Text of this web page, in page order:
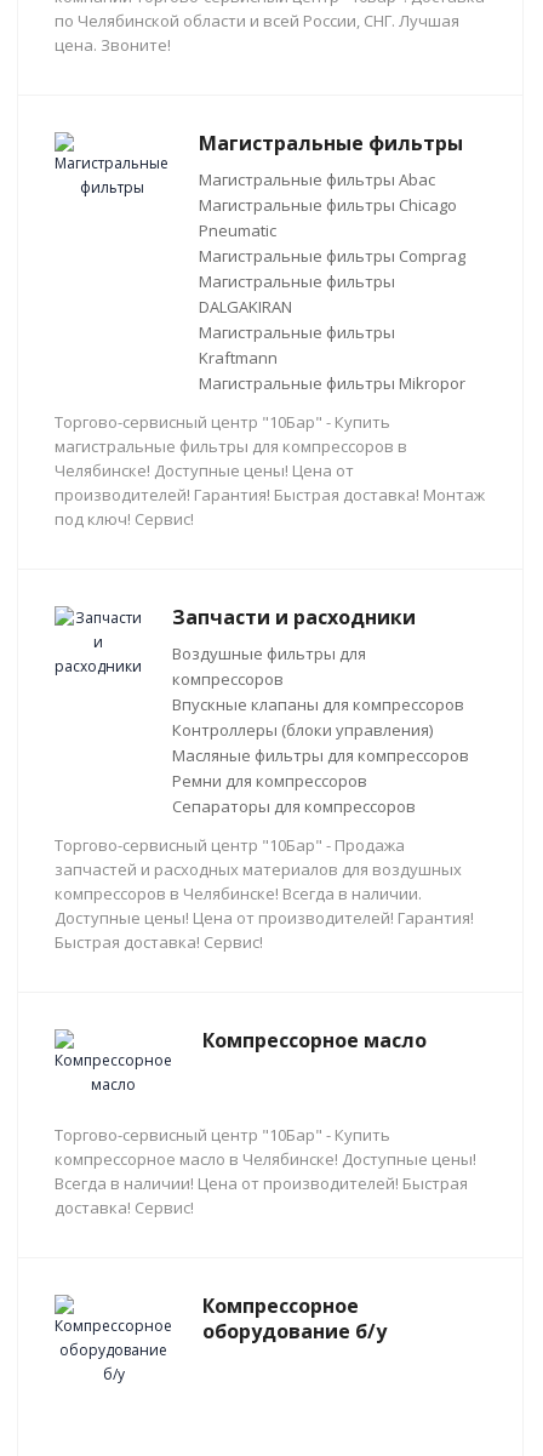
по Челябинской области и всей России, СНГ. Лучшая
цена. Звоните!
Магистральные фильтры
Магистральные фильтры Abac
Магистральные фильтры Chicago
Pneumatic
Магистральные фильтры Comprag
Магистральные фильтры
DALGAKIRAN
Магистральные фильтры
Kraftmann
Магистральные фильтры Mikropor
Торгово-сервисный центр "10Бар" - Купить
магистральные фильтры для компрессоров в
Челябинске! Доступные цены! Цена от
производителей! Гарантия! Быстрая доставка! Монтаж
под ключ! Сервис!
Запчасти и расходники
Воздушные фильтры для
компрессоров
Впускные клапаны для компрессоров
Контроллеры (блоки управления)
Масляные фильтры для компрессоров
Ремни для компрессоров
Сепараторы для компрессоров
Торгово-сервисный центр "10Бар" - Продажа
запчастей и расходных материалов для воздушных
компрессоров в Челябинске! Всегда в наличии.
Доступные цены! Цена от производителей! Гарантия!
Быстрая доставка! Сервис!
Компрессорное масло
Торгово-сервисный центр "10Бар" - Купить
компрессорное масло в Челябинске! Доступные цены!
Всегда в наличии! Цена от производителей! Быстрая
доставка! Сервис!
Компрессорное
оборудование б/у